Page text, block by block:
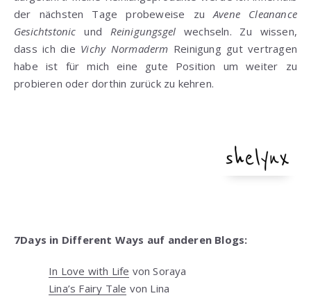
der nächsten Tage probeweise zuAvene Cleanance
Gesichtstonic und Reinigungsgel wechseln. Zu wissen,
dass ich die Vichy Normaderm Reinigung gut vertragen
habe ist für mich eine gute Position um weiter zu
probieren oder dorthin zurück zu kehren.
7Days in Different Ways auf anderen Blogs:
In Love with Life von Soraya
Lina’s Fairy Tale von Lina